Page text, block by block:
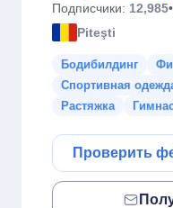
Подписчики: 12,985
Piteşti
Бодибилдинг
Спортивная
Растяжка
Проверить